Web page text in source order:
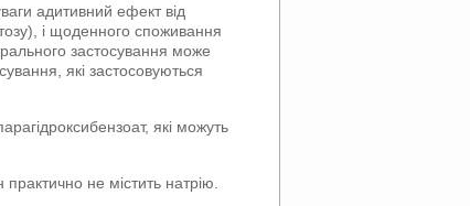
адитивний ефект від
і щоденного споживання
застосування може
які застосовуються
які можуть
не містить натрію.